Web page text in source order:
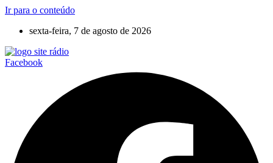
Ir para o conteúdo
sexta-feira, 7 de agosto de 2026
Facebook